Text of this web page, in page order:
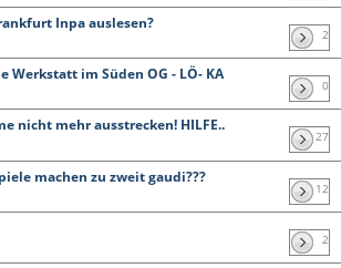
Inpa auslesen?
2
Werkstatt im Süden OG - LÖ- KA
0
nicht mehr ausstrecken! HILFE..
27
machen zu zweit gaudi???
12
2